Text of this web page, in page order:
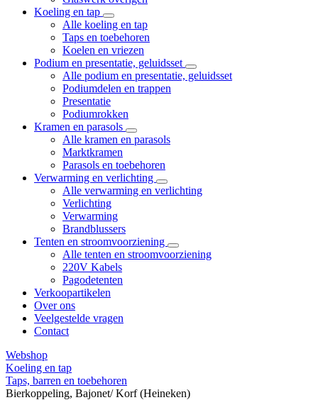
Koeling en tap
Alle koeling en tap
Taps en toebehoren
Koelen en vriezen
Podium en presentatie, geluidsset
Alle podium en presentatie, geluidsset
Podiumdelen en trappen
Presentatie
Podiumrokken
Kramen en parasols
Alle kramen en parasols
Marktkramen
Parasols en toebehoren
Verwarming en verlichting
Alle verwarming en verlichting
Verlichting
Verwarming
Brandblussers
Tenten en stroomvoorziening
Alle tenten en stroomvoorziening
220V Kabels
Pagodetenten
Verkoopartikelen
Over ons
Veelgestelde vragen
Contact
Webshop
Koeling en tap
Taps, barren en toebehoren
Bierkoppeling, Bajonet/ Korf (Heineken)